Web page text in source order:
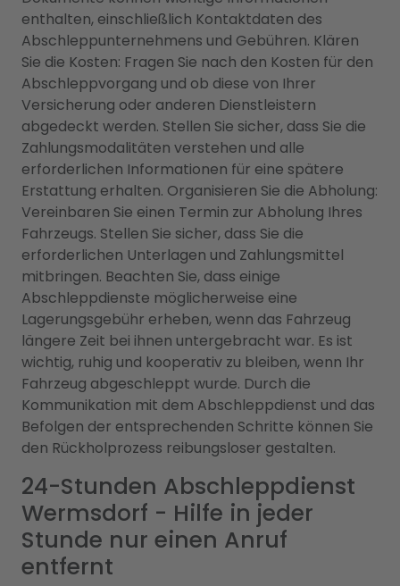
enthalten, einschließlich Kontaktdaten des
Abschleppunternehmens und Gebühren. Klären
Sie die Kosten: Fragen Sie nach den Kosten für den
Abschleppvorgang und ob diese von Ihrer
Versicherung oder anderen Dienstleistern
abgedeckt werden. Stellen Sie sicher, dass Sie die
Zahlungsmodalitäten verstehen und alle
erforderlichen Informationen für eine spätere
Erstattung erhalten. Organisieren Sie die Abholung:
Vereinbaren Sie einen Termin zur Abholung Ihres
Fahrzeugs. Stellen Sie sicher, dass Sie die
erforderlichen Unterlagen und Zahlungsmittel
mitbringen. Beachten Sie, dass einige
Abschleppdienste möglicherweise eine
Lagerungsgebühr erheben, wenn das Fahrzeug
längere Zeit bei ihnen untergebracht war. Es ist
wichtig, ruhig und kooperativ zu bleiben, wenn Ihr
Fahrzeug abgeschleppt wurde. Durch die
Kommunikation mit dem Abschleppdienst und das
Befolgen der entsprechenden Schritte können Sie
den Rückholprozess reibungsloser gestalten.
24-Stunden Abschleppdienst
Wermsdorf - Hilfe in jeder
Stunde nur einen Anruf
entfernt